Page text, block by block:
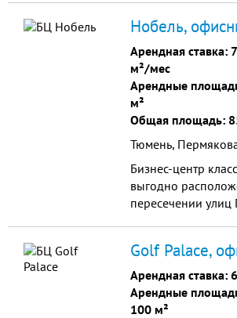
адресу г.Тюмень
Нобель,
Арендная ставка:
м²/мес
Арендные
м²
Общая площадь:
Тюмень,
Бизнес-центр
выгодно
пересечении
общей площадью
Golf Palace,
Арендная ставка:
Арендные
100 м²